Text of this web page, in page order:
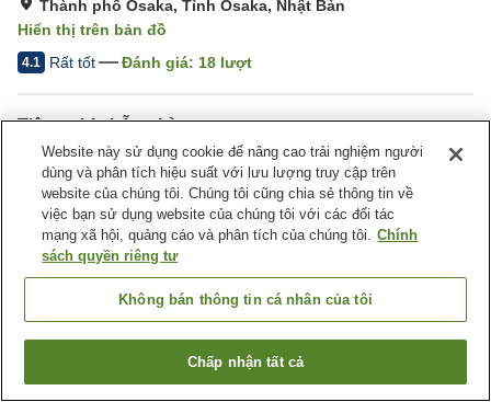
Thành phố Osaka, Tỉnh Osaka, Nhật Bản
Hiển thị trên bản đồ
4.1 Rất tốt Đánh giá: 18 lượt
Tiện nghi chỗ nghỉ
Dịch Vụ Đưa Đón Dịch Vụ Gọi Đánh Thức
Trang chủ Nhật Bản Tỉnh Osaka
Thành phố Osaka
Risonare Osaka
Tìm phòng trống
Website này sử dụng cookie để nâng cao trải nghiệm người
dùng và phân tích hiệu suất với lưu lượng truy cập trên
website của chúng tôi. Chúng tôi cũng chia sẻ thông tin về
việc bạn sử dụng website của chúng tôi với các đối tác
mạng xã hội, quảng cáo và phân tích của chúng tôi. Chính
sách quyền riêng tư
Không bán thông tin cá nhân của tôi
Chấp nhận tất cả